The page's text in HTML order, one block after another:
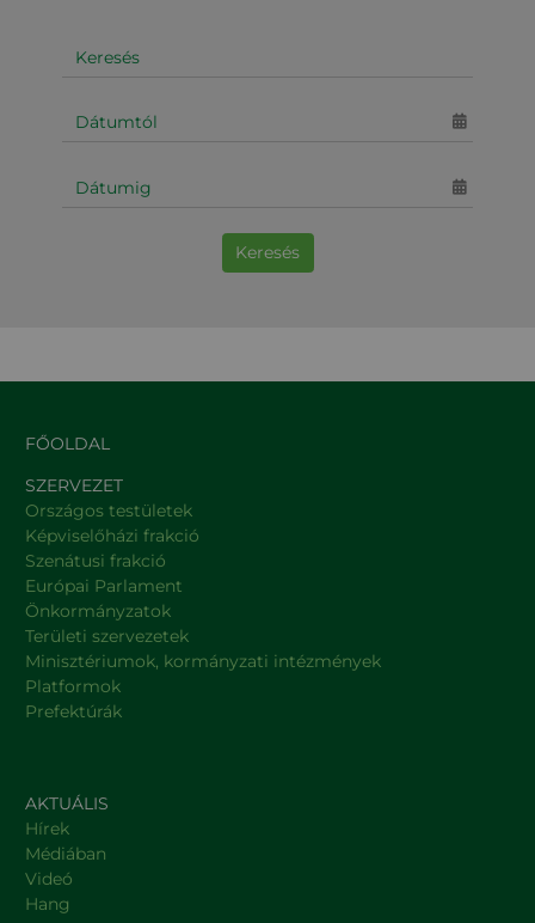
Keresés
FŐOLDAL
SZERVEZET
Országos testületek
Képviselőházi frakció
Szenátusi frakció
Európai Parlament
Önkormányzatok
Területi szervezetek
Minisztériumok, kormányzati intézmények
Platformok
Prefektúrák
AKTUÁLIS
Hírek
Médiában
Videó
Hang